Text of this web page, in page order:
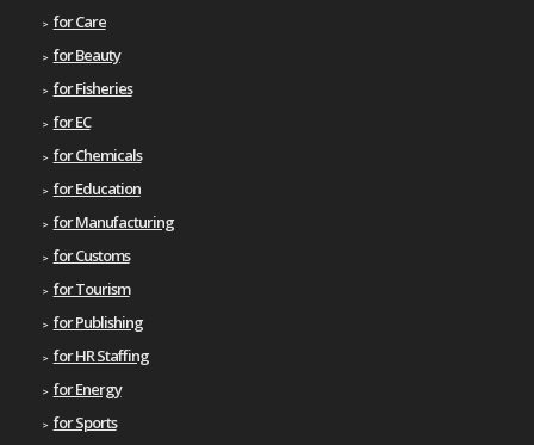
for Care
for Beauty
for Fisheries
for EC
for Chemicals
for Education
for Manufacturing
for Customs
for Tourism
for Publishing
for HR Staffing
for Energy
for Sports